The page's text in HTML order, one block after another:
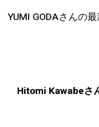
YUMI GODAさんの
Hitomi Kawabeさ